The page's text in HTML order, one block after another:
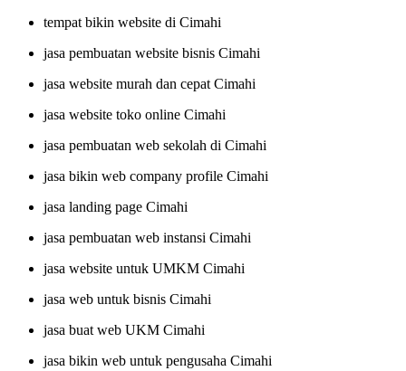
tempat bikin website di Cimahi
jasa pembuatan website bisnis Cimahi
jasa website murah dan cepat Cimahi
jasa website toko online Cimahi
jasa pembuatan web sekolah di Cimahi
jasa bikin web company profile Cimahi
jasa landing page Cimahi
jasa pembuatan web instansi Cimahi
jasa website untuk UMKM Cimahi
jasa web untuk bisnis Cimahi
jasa buat web UKM Cimahi
jasa bikin web untuk pengusaha Cimahi